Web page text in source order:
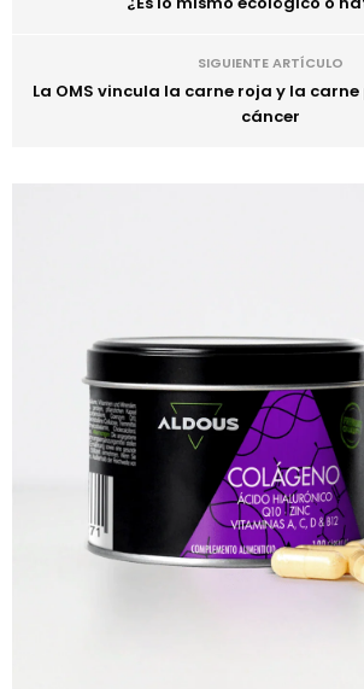
SIGUIENTE ARTÍCULO
La OMS vincula la carne roja y la
cáncer